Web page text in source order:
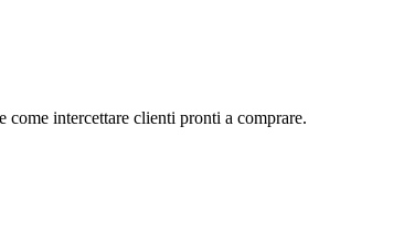
come intercettare clienti pronti a comprare.